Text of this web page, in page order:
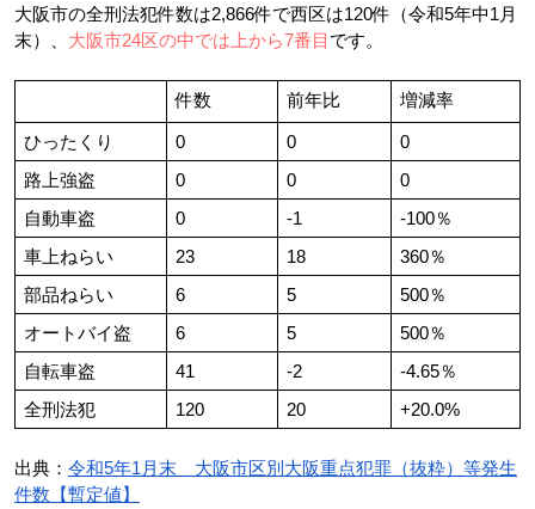
大阪市の全刑法犯件数は2,866件で西区は120件（令和5年中1月
末）、 大阪市24区の中では上から7番目 です。
件数 前年比 増減率
ひったくり 0 0
0
路上強盗
0 0
0
自動車盗
0 -1
-100％
車上ねらい
23 18
360％
部品ねらい
6 5
500％
オートバイ盗
6 5
500％
自転車盗
41 -2
-4.65％
全刑法犯
120 20 +20.0%
出典： 令和5年1月末　大阪市区別大阪重点犯罪（抜粋）等発生
件数【暫定値】